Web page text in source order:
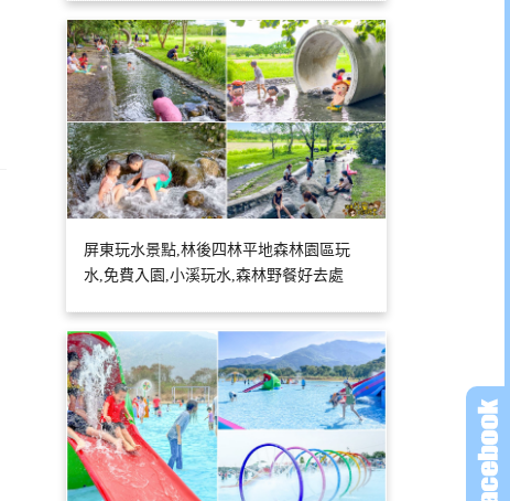
屏東玩水景點,林後四林平地森林園區玩
水,免費入園,小溪玩水,森林野餐好去處